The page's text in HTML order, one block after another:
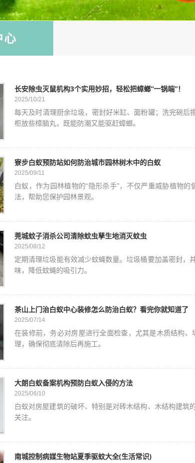
心
长安除虫灭鼠机构3个实用妙招，轻松把蟑螂“一锅端”！
2025/10/21
每天及时清理厨余垃圾，密封好米缸、面粉罐；洗完碗后
柜放些樟脑丸，既能防潮又能驱赶蟑螂。
寮步白蚁预防站如何防治城市园林树木中的白蚁
2025/09/11
白蚁，作为园林植物的“隐形杀手”，不仅严重威胁植物
法，帮助您保护园林景观。
莞城蚊子消杀公司清除蚊虫孳生地消灭蚊虫
2025/08/12
定期清理垃圾能有效减少蚊蝇数量。垃圾桶要加盖密封
味，降低蚊蝇的吸引力。
茶山上门治白蚁中心装修怎么防治白蚁？看完你就知道了
2025/07/14
在装修前，务必对房屋进行全面检查，尤其是木质结构
理，确保彻底清除后再施工。
大朗白蚁备案机构预防白蚁入侵的方法
2025/06/10
白蚁对房屋建筑的破坏、特别是对砖木结构、木结构建
关注。
南城控制病媒生物站夏季驱蚊大全(生活常识)